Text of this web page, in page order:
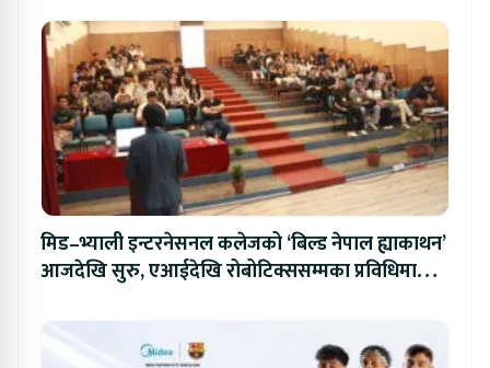
मिड–भ्याली इन्टरनेसनल कलेजको ‘बिल्ड नेपाल ह्याकाथन’
आजदेखि सुरु, एआईदेखि रोबोटिक्ससम्मका प्रविधिमा